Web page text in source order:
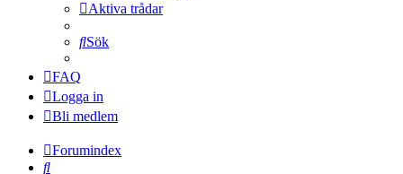
Aktiva trådar
Sök
FAQ
Logga in
Bli medlem
Forumindex
Sök